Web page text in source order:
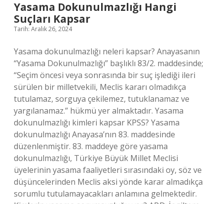
Yasama Dokunulmazlığı Hangi
Suçları Kapsar
Tarih: Aralık 26, 2024
Yasama dokunulmazlığı neleri kapsar? Anayasanın
“Yasama Dokunulmazlığı” başlıklı 83/2. maddesinde;
“Seçim öncesi veya sonrasında bir suç işlediği ileri
sürülen bir milletvekili, Meclis kararı olmadıkça
tutulamaz, sorguya çekilemez, tutuklanamaz ve
yargılanamaz.” hükmü yer almaktadır. Yasama
dokunulmazlığı kimleri kapsar KPSS? Yasama
dokunulmazlığı Anayasa’nın 83. maddesinde
düzenlenmiştir. 83. maddeye göre yasama
dokunulmazlığı, Türkiye Büyük Millet Meclisi
üyelerinin yasama faaliyetleri sırasındaki oy, söz ve
düşüncelerinden Meclis aksi yönde karar almadıkça
sorumlu tutulamayacakları anlamına gelmektedir.